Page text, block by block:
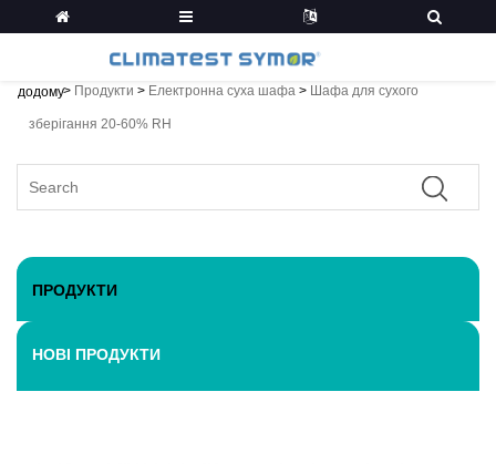
додому> Продукти > Електронна суха шафа > Шафа для сухого
зберігання 20-60% RH
ПРОДУКТИ
НОВІ ПРОДУКТИ